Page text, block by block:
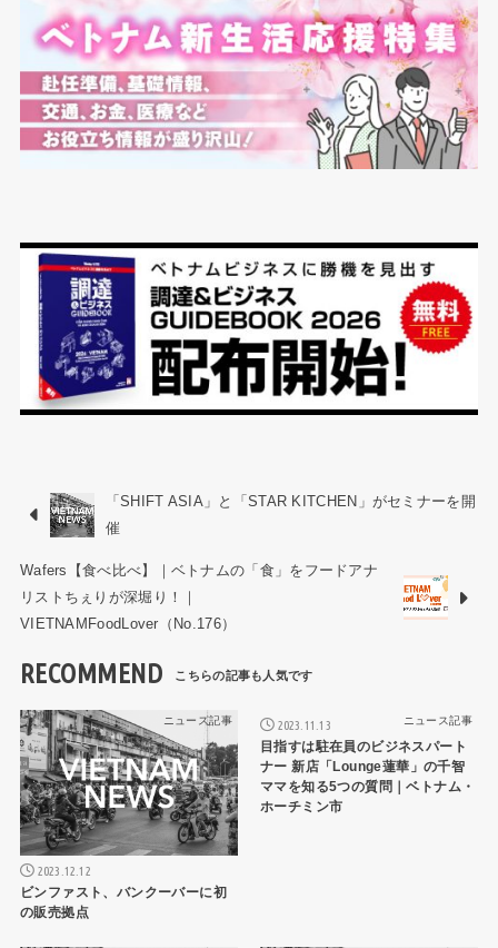
「SHIFT ASIA」と「STAR KITCHEN」がセミナーを開
催
Wafers【食べ比べ】｜ベトナムの「食」をフードアナ
リストちぇりが深堀り！｜
VIETNAMFoodLover（No.176）
RECOMMEND
ニュース記事
2023.12.12
ビンファスト、バンクーバーに初
の販売拠点
ニュース記事
2023.11.13
目指すは駐在員のビジネスパート
ナー 新店「Lounge蓮華」の千智
ママを知る5つの質問｜ベトナム・
ホーチミン市